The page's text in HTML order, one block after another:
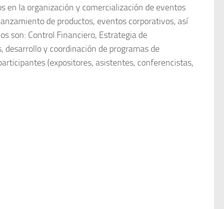
en la organización y comercialización de eventos
de productos, eventos corporativos, así
son: Control Financiero, Estrategia de
desarrollo y coordinación de programas de
(expositores, asistentes, conferencistas,